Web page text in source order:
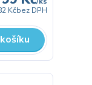
Kčbez DPH